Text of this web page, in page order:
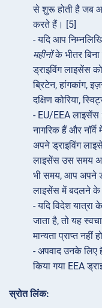
से शुरू होती है जब
करते हैं। [5]
- यदि आप
महीनोंके भीतर
ड्राइविंग लाइसेंस
ब्रिटेन, हांगकांग,
दक्षिण कोरिया,
- EU/EEA लाइसेंस
नागरिक हैं और
अपने ड्राइविंग
लाइसेंस उस समय
भी समय, आप अपने
लाइसेंस में बदलने
- यदि विदेश यात्रा
जाता है, तो यह
मान्यता प्राप्त नहीं
- अपवाद उनके लिए
किया गया EEA
स्रोत लिंक: